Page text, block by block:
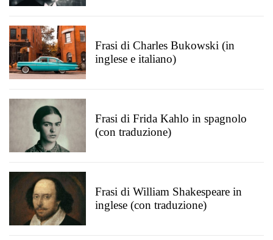
Frasi di Charles Bukowski (in
inglese e italiano)
Frasi di Frida Kahlo in spagnolo
(con traduzione)
Frasi di William Shakespeare in
inglese (con traduzione)